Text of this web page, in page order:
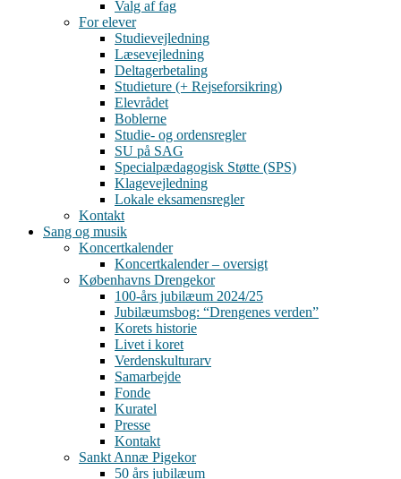
Valg af fag
For elever
Studievejledning
Læsevejledning
Deltagerbetaling
Studieture (+ Rejseforsikring)
Elevrådet
Boblerne
Studie- og ordensregler
SU på SAG
Specialpædagogisk Støtte (SPS)
Klagevejledning
Lokale eksamensregler
Kontakt
Sang og musik
Koncertkalender
Koncertkalender – oversigt
Københavns Drengekor
100-års jubilæum 2024/25
Jubilæumsbog: “Drengenes verden”
Korets historie
Livet i koret
Verdenskulturarv
Samarbejde
Fonde
Kuratel
Presse
Kontakt
Sankt Annæ Pigekor
50 års jubilæum